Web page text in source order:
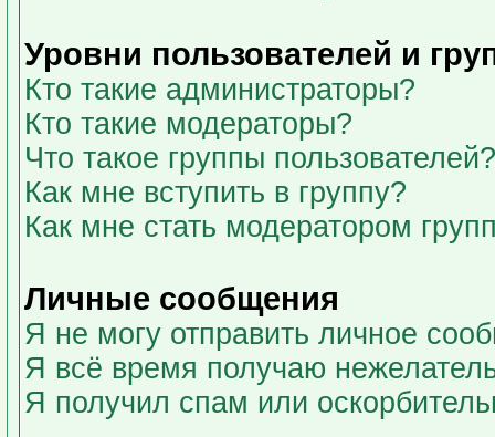
Уровни пользователей и
Кто такие администраторы?
Кто такие модераторы?
Что такое группы пользователей?
Как мне вступить в группу?
Как мне стать модератором
Личные сообщения
Я не могу отправить личное
Я всё время получаю
Я получил спам или